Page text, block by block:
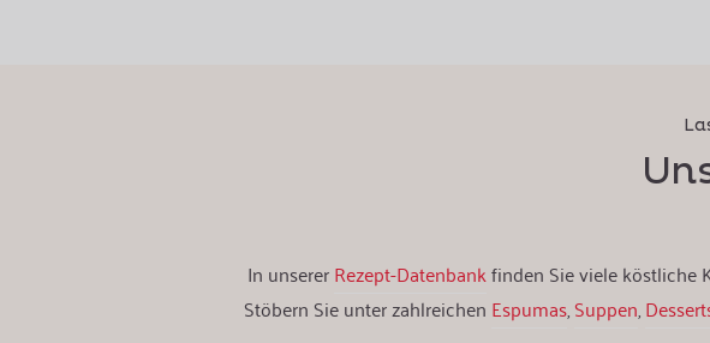
In unsererRezept-Datenbankfinden Sie viele köstliche
Stöbern Sie unter zahlreichen Espumas,Suppen,